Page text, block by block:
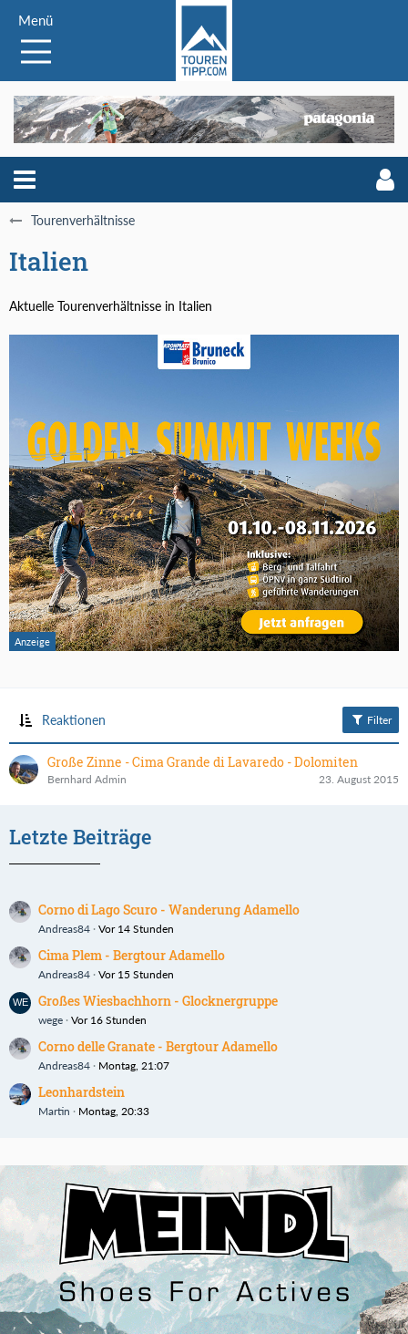
Menü
Tourenverhältnisse
Italien
Aktuelle Tourenverhältnisse in Italien
Reaktionen Filter
Große Zinne - Cima Grande di Lavaredo - Dolomiten
Bernhard Admin 23. August 2015
Letzte Beiträge
Corno di Lago Scuro - Wanderung Adamello
Andreas84 Vor 14 Stunden
Cima Plem - Bergtour Adamello
Andreas84 Vor 15 Stunden
Großes Wiesbachhorn - Glocknergruppe
wege Vor 16 Stunden
Corno delle Granate - Bergtour Adamello
Andreas84 Montag, 21:07
Leonhardstein
Martin Montag, 20:33